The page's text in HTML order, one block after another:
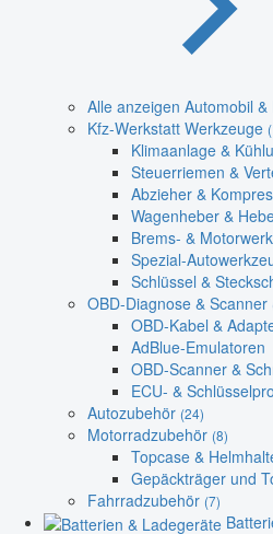
Alle anzeigen Automobil &
Kfz-Werkstatt Werkzeuge
Klimaanlage &
Steuerriemen &
Abzieher &
Wagenheber &
Brems- &
Spezial-
Schlüssel &
OBD-Diagnose & Scanner
OBD-Kabel &
AdBlue-Emulatoren
OBD-Scanner &
ECU- &
Autozubehör (24)
Motorradzubehör (8)
Topcase &
Gepäckträger und
Fahrradzubehör (7)